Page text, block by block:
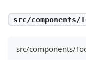
src/components/
src/components/